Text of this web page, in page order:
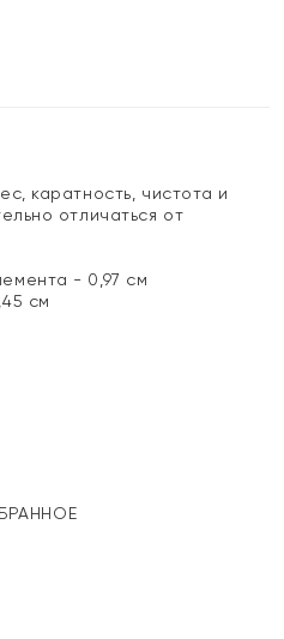
каратность, чистота и
отличаться от
- 0,97 см
см